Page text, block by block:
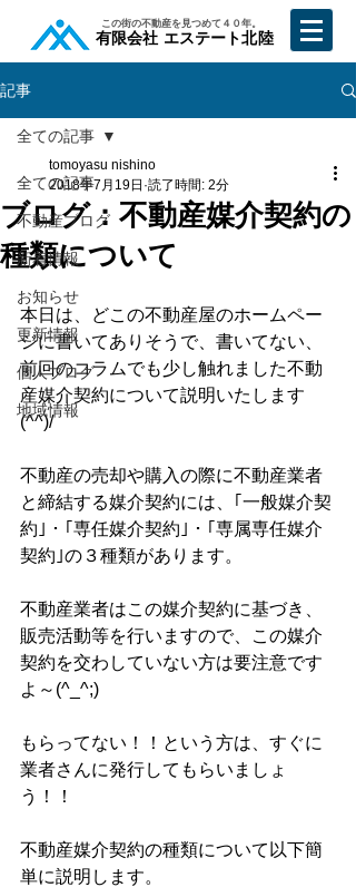
​この街の不動産を見つめて４０年。
​有限会社 エステート北陸
記事
全ての記事
不動産ブログ
新着情報
お知らせ
更新情報
個人ブログ
地域情報
全ての記事
ブログ：不動産媒介契約の
種類について
tomoyasu nishino
2018年7月19日 読了時間: 2分
本日は、どこの不動産屋のホームペー
ジに書いてありそうで、書いてない、
前回のコラムでも少し触れました不動
産媒介契約について説明いたします
(^^)/
不動産の売却や購入の際に不動産業者
と締結する媒介契約には、｢一般媒介契
約｣・｢専任媒介契約｣・｢専属専任媒介
契約｣の３種類があります。
不動産業者はこの媒介契約に基づき、
販売活動等を行いますので、この媒介
契約を交わしていない方は要注意です
よ～(^_^;)
もらってない！！という方は、すぐに
業者さんに発行してもらいましょ
う！！
不動産媒介契約の種類について以下簡
単に説明します。